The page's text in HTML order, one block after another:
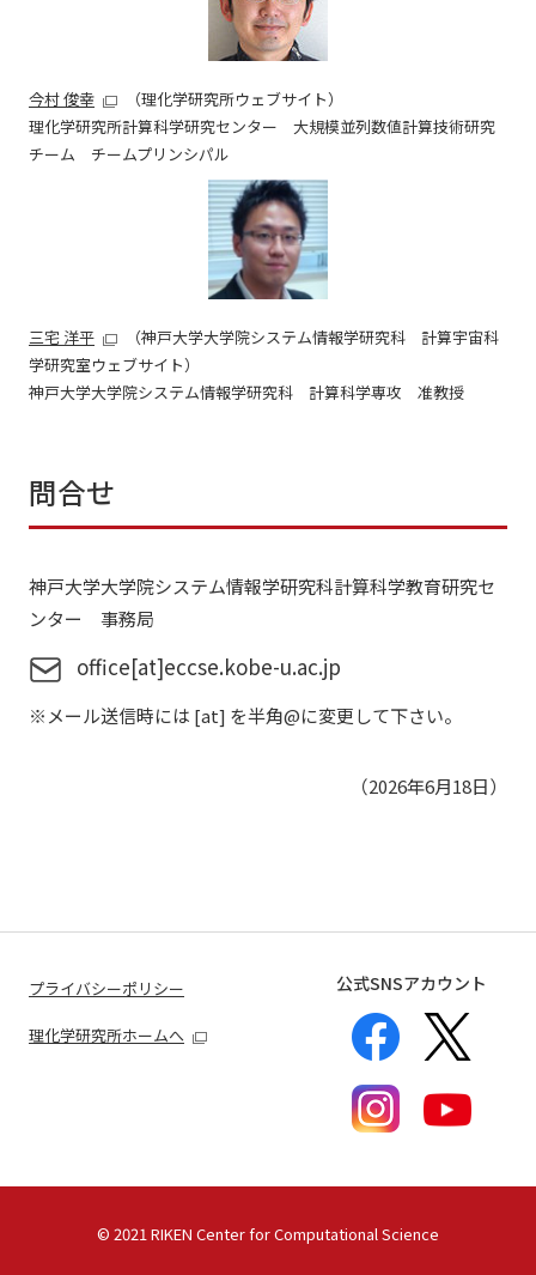
今村 俊幸
（理化学研究所ウェブサイト）
理化学研究所計算科学研究センター 大規模並列数値計算技術研究
チーム チームプリンシパル
三宅 洋平
（神戸大学大学院システム情報学研究科 計算宇宙科
学研究室ウェブサイト）
神戸大学大学院システム情報学研究科 計算科学専攻 准教授
問合せ
神戸大学大学院システム情報学研究科計算科学教育研究セ
ンター 事務局
office[at]eccse.kobe-u.ac.jp
※メール送信時には [at] を半角@に変更して下さい。
（2026年6月18日）
プライバシーポリシー
理化学研究所ホームへ
公式SNSアカウント
© 2021 RIKEN Center for Computational Science